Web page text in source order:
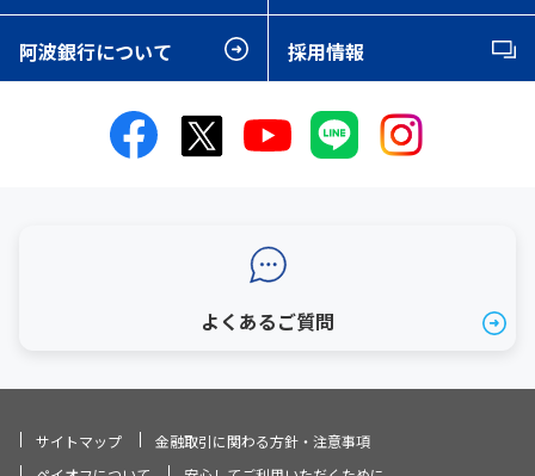
阿波銀行について 採用情報
よくあるご質問
サイトマップ
金融取引に関わる方針・注意事項